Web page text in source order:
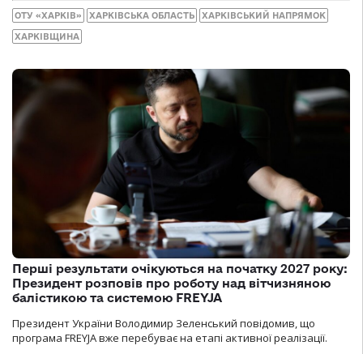
ОТУ «ХАРКІВ» ХАРКІВСЬКА ОБЛАСТЬ ХАРКІВСЬКИЙ НАПРЯМОК
ХАРКІВЩИНА
Перші результати очікуються на початку 2027 року:
Президент розповів про роботу над вітчизняною
балістикою та системою FREYJA
Президент України Володимир Зеленський повідомив, що
програма FREYJA вже перебуває на етапі активної реалізації.